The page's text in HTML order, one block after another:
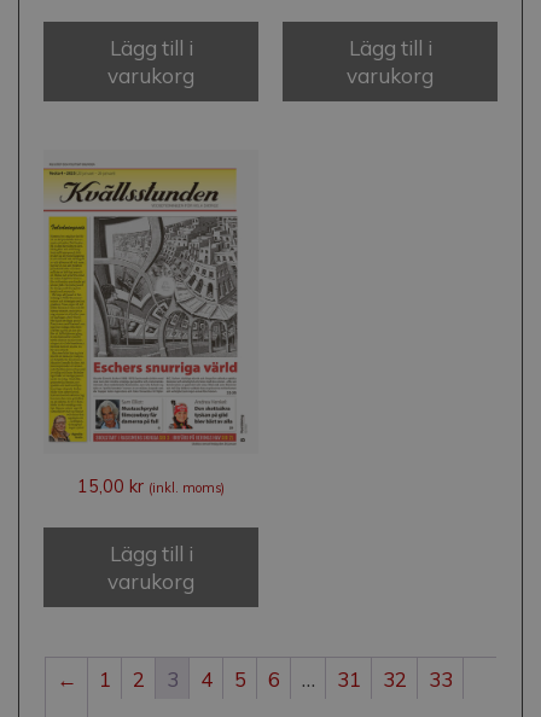
Lägg till i
varukorg
Lägg till i
varukorg
15,00 kr (inkl. moms)
Lägg till i
varukorg
← 1 2 3 4 5 6 … 31 32
33